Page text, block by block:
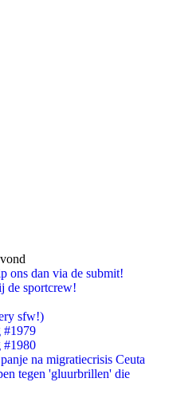
ons dan via de submit!
de sportcrew!
sfw!)
#1979
#1980
na migratiecrisis Ceuta
tegen 'gluurbrillen' die